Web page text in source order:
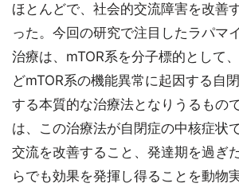
ほとんどで、社会的交流障害を改善
った。今回の研究で注目したラパマ
治療は、mTOR系を分子標的として
どmTOR系の機能異常に起因する自
する本質的な治療法となりうるもの
は、この治療法が自閉症の中核症状
交流を改善すること、発達期を過ぎ
らでも効果を発揮し得ることを動物